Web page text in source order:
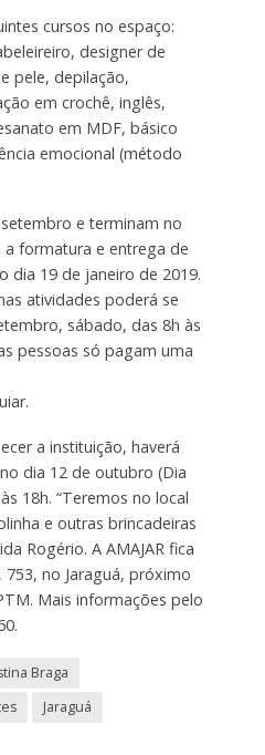
cursos no espaço:
designer de
pele, depilação,
em crochê, inglês,
em MDF, básico
emocional (método
e terminam no
a formatura e entrega de
dia 19 de janeiro de 2019.
atividades poderá se
sábado, das 8h às
pessoas só pagam uma
a instituição, haverá
dia 12 de outubro (Dia
18h. “Teremos no local
e outras brincadeiras
Rogério. A AMAJAR fica
753, no Jaraguá, próximo
Mais informações pelo
Braga
Jaraguá